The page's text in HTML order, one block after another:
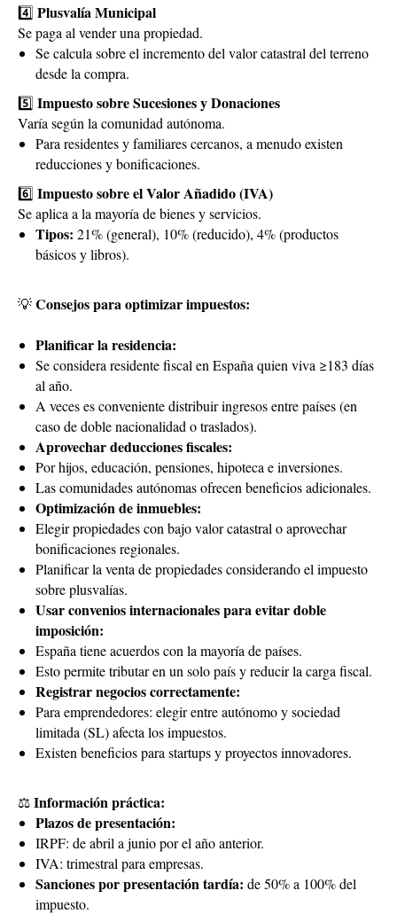
4️⃣ Plusvalía Municipal
Se paga al vender una propiedad.
Se calcula sobre el incremento del valor catastral del terreno
desde la compra.
5️⃣ Impuesto sobre Sucesiones y Donaciones
Varía según la comunidad autónoma.
Para residentes y familiares cercanos, a menudo existen
reducciones y bonificaciones.
6️⃣ Impuesto sobre el Valor Añadido (IVA)
Se aplica a la mayoría de bienes y servicios.
Tipos: 21% (general), 10% (reducido), 4% (productos
básicos y libros).
💡Consejos para optimizar impuestos:
Planificar la residencia:
Se considera residente fiscal en España quien viva ≥183 días
al año.
A veces es conveniente distribuir ingresos entre países (en
caso de doble nacionalidad o traslados).
Aprovechar deducciones fiscales:
Por hijos, educación, pensiones, hipoteca e inversiones.
Las comunidades autónomas ofrecen beneficios adicionales.
Optimización de inmuebles:
Elegir propiedades con bajo valor catastral o aprovechar
bonificaciones regionales.
Planificar la venta de propiedades considerando el impuesto
sobre plusvalías.
Usar convenios internacionales para evitar doble
imposición:
España tiene acuerdos con la mayoría de países.
Esto permite tributar en un solo país y reducir la carga fiscal.
Registrar negocios correctamente:
Para emprendedores: elegir entre autónomo y sociedad
limitada (SL) afecta los impuestos.
Existen beneficios para startups y proyectos innovadores.
⚖Información práctica:
Plazos de presentación:
IRPF: de abril a junio por el año anterior.
IVA: trimestral para empresas.
Sanciones por presentación tardía: de 50% a 100% del
impuesto.